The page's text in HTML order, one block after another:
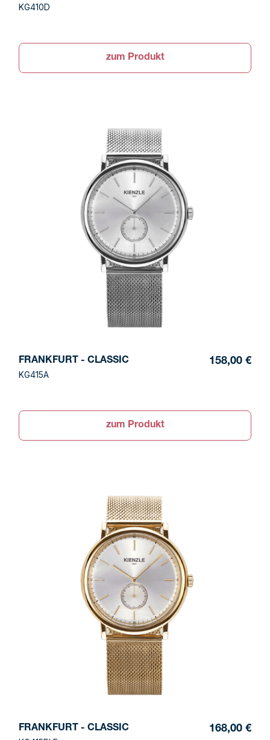
KG410D
zum Produkt
FRANKFURT - CLASSIC
KG415A
158,00 €
zum Produkt
FRANKFURT - CLASSIC 168,00 €